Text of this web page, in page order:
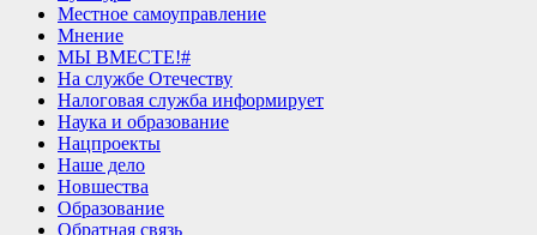
Местное самоуправление
Мнение
МЫ ВМЕСТЕ!#
На службе Отечеству
Налоговая служба информирует
Наука и образование
Нацпроекты
Наше дело
Новшества
Образование
Обратная связь